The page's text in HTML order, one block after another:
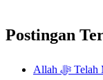
Postingan
Allah ﷻ Telah Menyiapkan “Gua Ashabul Kahfi” Akhir